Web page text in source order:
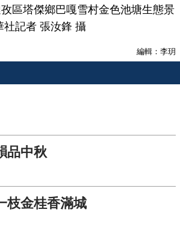
區塔傑鄉巴嘎雪村金色池塘生態景
社記者 張汝鋒 攝
編輯：李玥
品中秋
枝金桂香滿城